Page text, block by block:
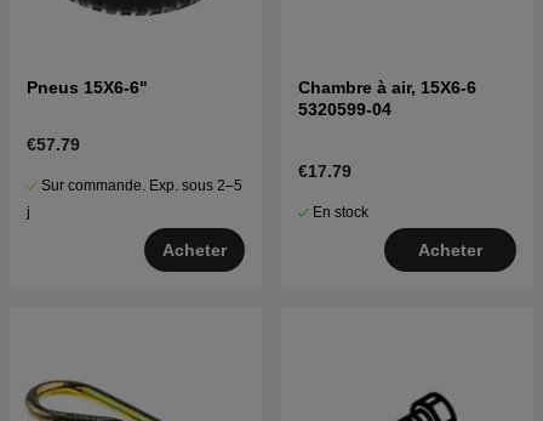
Pneus 15X6-6"
€57.79
Sur commande. Exp. sous 2–5
j
Acheter
Chambre à air, 15X6-6
5320599-04
€17.79
En stock
Acheter